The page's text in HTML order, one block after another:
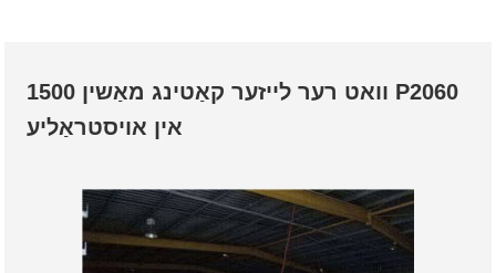
1500 וואט רער לייזער קאַטינג מאַשין P2060
אין אויסטראַליע